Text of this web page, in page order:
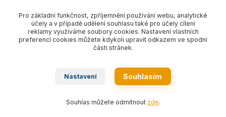
Ocelové lano oko-oko pr. 20 mm/délka L dle výběru, nosnost 4
350 kg. Provedení dle EN 13414-1 pozink.
Pro základní funkčnost, zpříjemnění používání webu, analytické
účely a v případě udělení souhlasu také pro účely cílení
reklamy využíváme soubory cookies. Nastavení vlastních
preferencí cookies můžete kdykoli upravit odkazem ve spodní
části stránek.
Nastavení Souhlasím
Souhlas můžete odmítnout zde.